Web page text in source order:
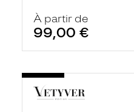
À partir de
99,00 €